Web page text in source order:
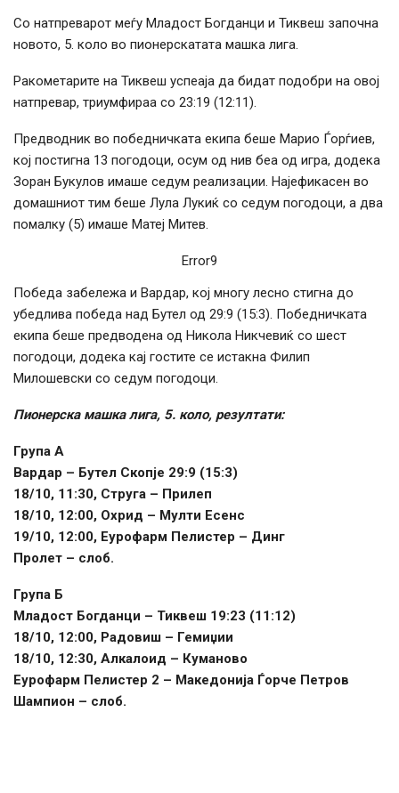
Со натпреварот меѓу Младост Богданци и Тиквеш започна
новото, 5. коло во пионерскатата машка лига.
Ракометарите на Тиквеш успеаја да бидат подобри на овој
натпревар, триумфираа со 23:19 (12:11).
Предводник во победничката екипа беше Марио Ѓорѓиев,
кој постигна 13 погодоци, осум од нив беа од игра, додека
Зоран Букулов имаше седум реализации. Најефикасен во
домашниот тим беше Лула Лукиќ со седум погодоци, а два
помалку (5) имаше Матеј Митев.
Error9
Победа забележа и Вардар, кој многу лесно стигна до
убедлива победа над Бутел од 29:9 (15:3). Победничката
екипа беше предводена од Никола Никчевиќ со шест
погодоци, додека кај гостите се истакна Филип
Милошевски со седум погодоци.
Пионерска машка лига, 5. коло, резултати:
Група А
Вардар – Бутел Скопје 29:9 (15:3)
18/10, 11:30, Струга – Прилеп
18/10, 12:00, Охрид – Мулти Есенс
19/10, 12:00, Еурофарм Пелистер – Динг
Пролет – слоб.
Група Б
Младост Богданци – Тиквеш 19:23 (11:12)
18/10, 12:00, Радовиш – Гемиџии
18/10, 12:30, Алкалоид – Куманово
Еурофарм Пелистер 2 – Македонија Ѓорче Петров
Шампион – слоб.